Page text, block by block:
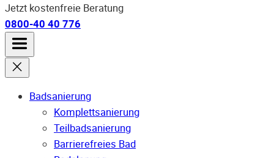
Jetzt kostenfreie Beratung
0800-40 40 776
Badsanierung
Komplettsanierung
Teilbadsanierung
Barrierefreies Bad